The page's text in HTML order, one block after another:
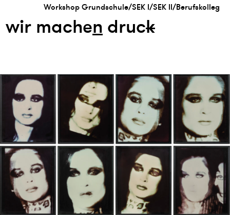
Workshop Grundschule/SEK I/SEK II/Berufskolleg
wir machen druck